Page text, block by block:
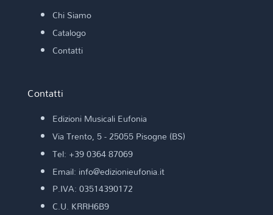
Chi Siamo
Catalogo
Contatti
Contatti
Edizioni Musicali Eufonia
Via Trento, 5 - 25055 Pisogne (BS)
Tel: +39 0364 87069
Email: info@edizionieufonia.it
P.IVA: 03514390172
C.U. KRRH6B9